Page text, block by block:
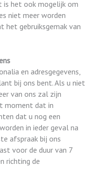
is het ook mogelijk om
niet meer worden
het gebruiksgemak van
en adresgegevens,
bij ons bent. Als u niet
van ons zal zijn
moment dat in
dat u nog een
in ieder geval na
afspraak bij ons
voor de duur van 7
richting de